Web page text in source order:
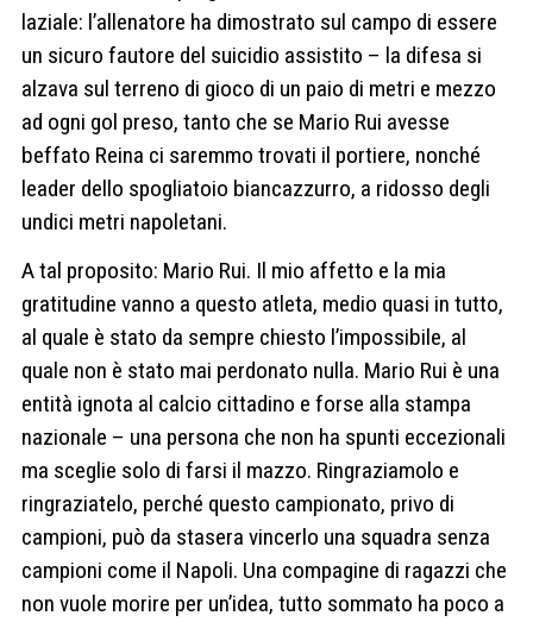
laziale: l’allenatore ha dimostrato sul campo di essere
un sicuro fautore del suicidio assistito – la difesa si
alzava sul terreno di gioco di un paio di metri e mezzo
ad ogni gol preso, tanto che se Mario Rui avesse
beffato Reina ci saremmo trovati il portiere, nonché
leader dello spogliatoio biancazzurro, a ridosso degli
undici metri napoletani.
A tal proposito: Mario Rui. Il mio affetto e la mia
gratitudine vanno a questo atleta, medio quasi in tutto,
al quale è stato da sempre chiesto l’impossibile, al
quale non è stato mai perdonato nulla. Mario Rui è una
entità ignota al calcio cittadino e forse alla stampa
nazionale – una persona che non ha spunti eccezionali
ma sceglie solo di farsi il mazzo. Ringraziamolo e
ringraziatelo, perché questo campionato, privo di
campioni, può da stasera vincerlo una squadra senza
campioni come il Napoli. Una compagine di ragazzi che
non vuole morire per un’idea, tutto sommato ha poco a